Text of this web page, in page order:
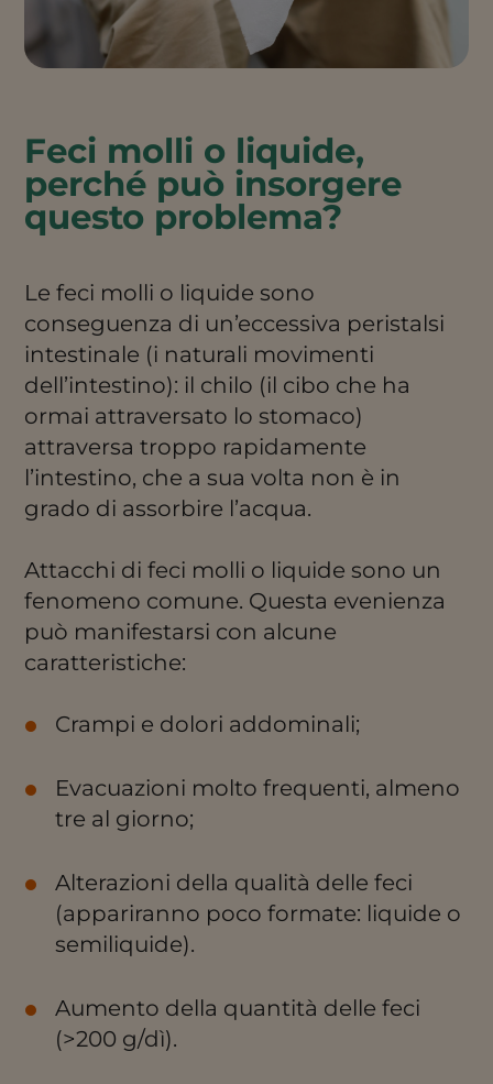
Feci molli o liquide,
perché può insorgere
questo problema?
Le feci molli o liquide sono
conseguenza di un’eccessiva peristalsi
intestinale (i naturali movimenti
dell’intestino): il chilo (il cibo che ha
ormai attraversato lo stomaco)
attraversa troppo rapidamente
l’intestino, che a sua volta non è in
grado di assorbire l’acqua.
Attacchi di feci molli o liquide sono un
fenomeno comune. Questa evenienza
può manifestarsi con alcune
caratteristiche:
Crampi e dolori addominali;
Evacuazioni molto frequenti, almeno
tre al giorno;
Alterazioni della qualità delle feci
(appariranno poco formate: liquide o
semiliquide).
Aumento della quantità delle feci
(>200 g/dì).